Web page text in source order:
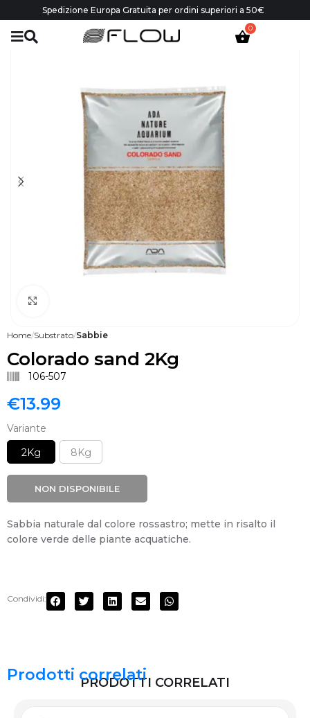
Spedizione Europa Gratuita per ordini superiori a 50€
Home Substrato Sabbie
Colorado sand 2Kg
106-507
€13.99
Variante
2Kg
8Kg
NON DISPONIBILE
Sabbia naturale dal colore rossastro; mette in risalto il
colore verde delle piante acquatiche.
Condividi:
PRODOTTI CORRELATI
Prodotti correlati